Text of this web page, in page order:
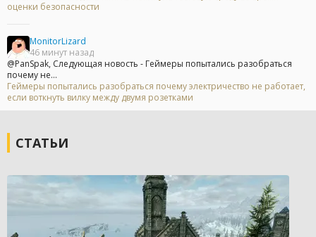
оценки безопасности
MonitorLizard
46 минут назад
@PanSpak, Следующая новость - Геймеры попытались разобраться
почему не...
Геймеры попытались разобраться почему электричество не работает,
если воткнуть вилку между двумя розетками
СТАТЬИ